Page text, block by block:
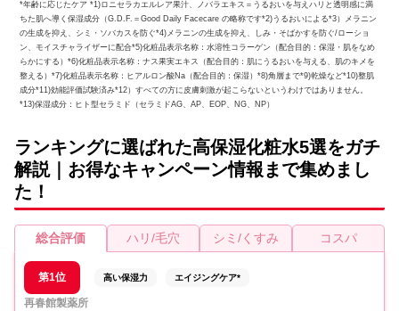
*年齢に応じたケア *1)ロニセラカエルレア果汁、ノバラエキス＝うるおいを与えハリと透明感に満
ちた肌へ導く保湿成分（G.D.F.＝Good Daily Facecare の略称です*2)うるおいによる*3）メラニン
の生成を抑え、シミ・ソバカスを防ぐ*4)メラニンの生成を抑え、しみ・そばかすを防ぐ/ローショ
ン、モイスチャライザーに配合*5)化粧品表示名称：水溶性コラーゲン（配合目的：保湿・肌をなめ
らかにする）*6)化粧品表示名称：ナス果実エキス（配合目的：肌にうるおいを与える、肌のキメを
整える）*7)化粧品表示名称：ヒアルロン酸Na（配合目的：保湿）*8)角層まで*9)乾燥など*10)整肌
成分*11)効能評価試験済み*12）すべての方に皮膚刺激が起こらないというわけではありません。
*13)保湿成分：ヒト型セラミド（セラミドAG、AP、EOP、NG、NP）
ランキングに選ばれた高保湿化粧水5選をガチ
解説｜お得なキャンペーン情報まで集めまし
た！
総合評価 ハリ/毛穴 シミ/くすみ コスパ
第1位 高い保湿力 エイジングケア*
再春館製薬所